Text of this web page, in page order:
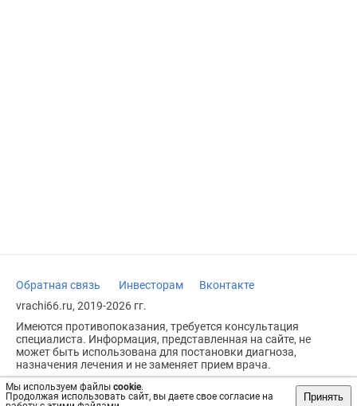
Мы используем файлы cookie.
Продолжая использовать сайт, вы даете свое согласие на
Принять
Обратная связь Инвесторам
Вконтакте
vrachi66.ru, 2019-2026 гг.
Имеются противопоказания, требуется консультация
специалиста. Информация, представленная на сайте, не
может быть использована для постановки диагноза,
назначения лечения и не заменяет прием врача.
Возрастное ограничение: 18+